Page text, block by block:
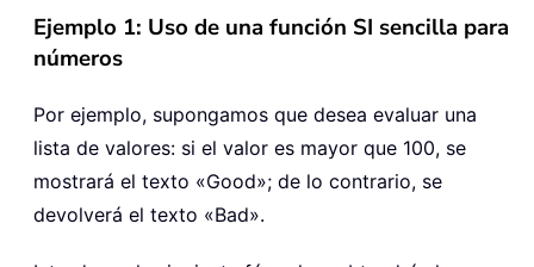
Ejemplo 1: Uso de una función SI sencilla para
números
Por ejemplo, supongamos que desea evaluar una
lista de valores: si el valor es mayor que 100, se
mostrará el texto «Good»; de lo contrario, se
devolverá el texto «Bad».